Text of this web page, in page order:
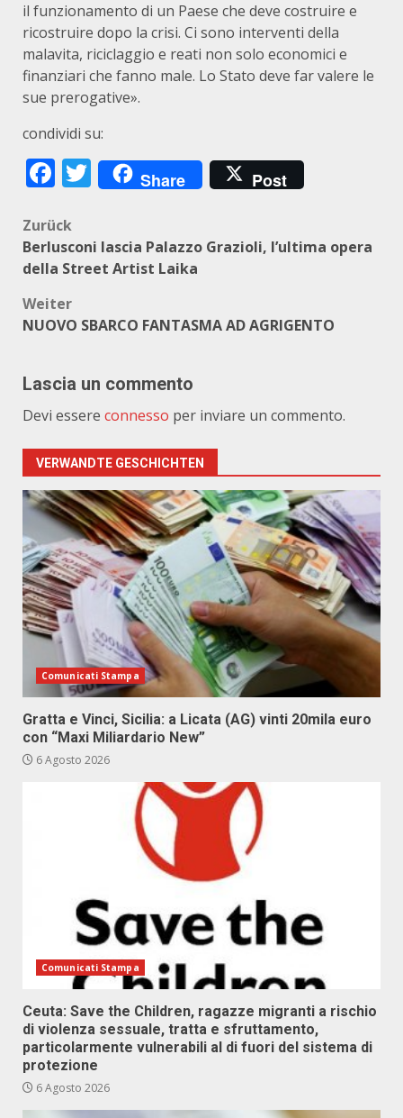
il funzionamento di un Paese che deve costruire e
ricostruire dopo la crisi. Ci sono interventi della
malavita, riciclaggio e reati non solo economici e
finanziari che fanno male. Lo Stato deve far valere le
sue prerogative».
condividi su:
Facebook
Twitter
Share Post
Beitragsnavigation
Zurück
Berlusconi lascia Palazzo Grazioli, l’ultima opera
della Street Artist Laika
Weiter
NUOVO SBARCO FANTASMA AD AGRIGENTO
Lascia un commento
Devi essere connesso per inviare un commento.
VERWANDTE GESCHICHTEN
Comunicati Stampa
Gratta e Vinci, Sicilia: a Licata (AG) vinti 20mila euro
con “Maxi Miliardario New”
6 Agosto 2026
Comunicati Stampa
Ceuta: Save the Children, ragazze migranti a rischio
di violenza sessuale, tratta e sfruttamento,
particolarmente vulnerabili al di fuori del sistema di
protezione
6 Agosto 2026